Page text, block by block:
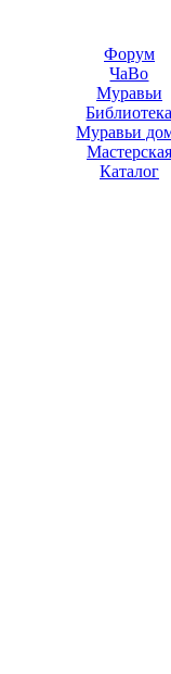
Форум
ЧаВо
Муравьи
Муравьи
Мастерская
Каталог